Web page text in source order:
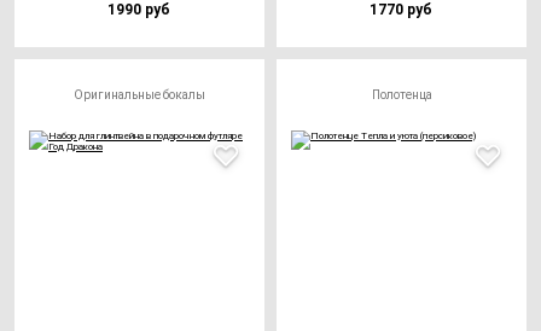
1990 руб 1770 руб
Оригинальные бокалы Полотенца